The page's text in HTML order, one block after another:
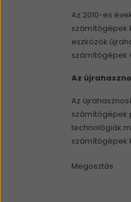
Az 2010-es
számítógépek
eszközök
számítógépek
Az
Az
számítógépek
technológiák
számítógépek
Megosztás